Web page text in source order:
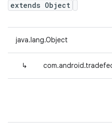
extends Object
java.lang.Object
↳